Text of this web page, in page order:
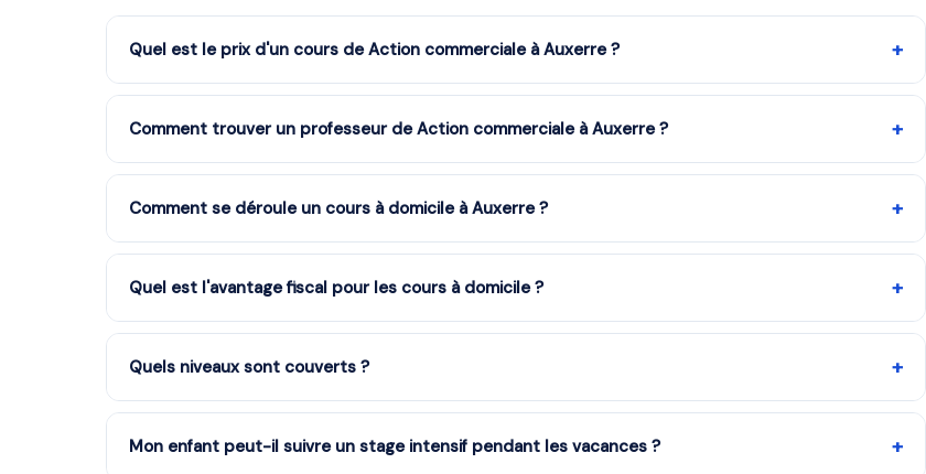
Quel est le prix d'un cours de Action commerciale à Auxerre ? +
Les tarifs dépendent de la matière, du niveau et de la formule choisie. Notre organisme partenaire est agréé
services à la personne : vous bénéficiez du crédit d'impôt de 50%. Remplissez le formulaire pour recevoir un
Comment trouver un professeur de Action commerciale à Auxerre ? +
Remplissez notre formulaire en 2 minutes. Notre équipe vous met en relation avec notre organisme
partenaire à Auxerre et vous recevez des propositions en moins d'une heure. Service gratuit et sans
Comment se déroule un cours à domicile à Auxerre ? +
Le professeur arrive à votre domicile à Auxerre avec tout le matériel nécessaire. La séance dure
généralement 1h à 1h30, dans un cadre familier qui met l'élève en confiance.
Quel est l'avantage fiscal pour les cours à domicile ? +
L'État rembourse la moitié du coût des cours à domicile grâce au crédit d'impôt services à la personne
(50%). Notre organisme partenaire est agréé — le crédit d'impôt est disponible dès le premier cours.
Quels niveaux sont couverts ? +
Tous les niveaux : CP au CM2, 6ème à 3ème, Seconde à Terminale, études supérieures et adultes.
Mon enfant peut-il suivre un stage intensif pendant les vacances ? +